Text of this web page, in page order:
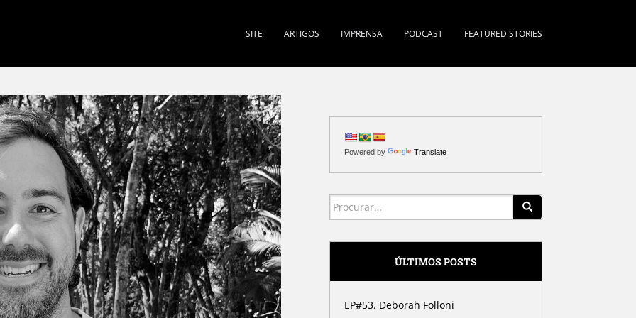
SITE ARTIGOS IMPRENSA PODCAST FEATURED STORIES
Powered by Translate
Search for:
ÚLTIMOS POSTS
EP#53. Deborah Folloni